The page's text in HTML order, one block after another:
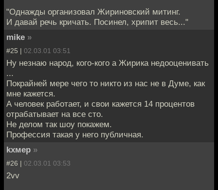
"Однажды организовал Жириновский митинг.
И давай речь кричать. Посинел, хрипит весь..."
mike »
#25 | 02.03.01 03:51
Ну незнаю народ, кого-кого а Жирика недооценивать
...
Покрайней мере чего то никто из нас не в Думе, как
мне кажется.
А человек работает, и свои кажется 14 процентов
отрабатывает на все сто.
Не делом так шоу покажем.
Профессия такая у него публичная.
kxмep »
#26 | 02.03.01 03:53
2vv